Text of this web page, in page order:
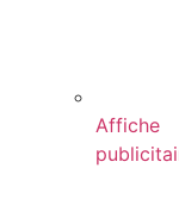
Affiche